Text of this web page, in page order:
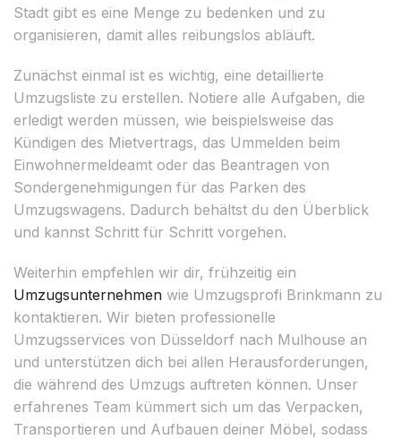
Stadt gibt es eine Menge zu bedenken und zu
organisieren, damit alles reibungslos abläuft.
Zunächst einmal ist es wichtig, eine detaillierte
Umzugsliste zu erstellen. Notiere alle Aufgaben, die
erledigt werden müssen, wie beispielsweise das
Kündigen des Mietvertrags, das Ummelden beim
Einwohnermeldeamt oder das Beantragen von
Sondergenehmigungen für das Parken des
Umzugswagens. Dadurch behältst du den Überblick
und kannst Schritt für Schritt vorgehen.
Weiterhin empfehlen wir dir, frühzeitig ein
Umzugsunternehmen wie Umzugsprofi Brinkmann zu
kontaktieren. Wir bieten professionelle
Umzugsservices von Düsseldorf nach Mulhouse an
und unterstützen dich bei allen Herausforderungen,
die während des Umzugs auftreten können. Unser
erfahrenes Team kümmert sich um das Verpacken,
Transportieren und Aufbauen deiner Möbel, sodass